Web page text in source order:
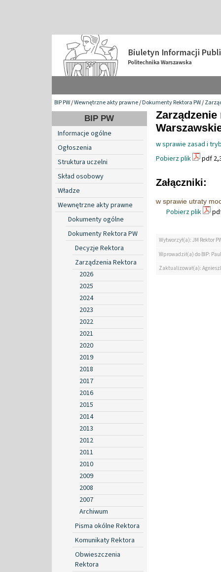
BIP PW/Wewnętrzne akty prawne/Dokumenty Rektora PW/
BIP PW
Informacje ogólne
Ogłoszenia
Struktura uczelni
Skład osobowy
Władze
Wewnętrzne akty prawne
Dokumenty ogólne
Dokumenty Rektora PW
Decyzje Rektora
Zarządzenia Rektora
2026
2025
2024
2023
2022
2021
2020
2019
2018
2017
2016
2015
2014
2013
2012
2011
2010
2009
2008
2007
Archiwum
Pisma okólne Rektora
Komunikaty Rektora
Obwieszczenia
Rektora
w sprawie zasad i
Pobierz plik
pdf
Załączniki:
w sprawie utraty
Pobierz plik
Wytworzył(a): JM Rektor
Wprowadził(a) do BIP:
Zaktualizował(a):